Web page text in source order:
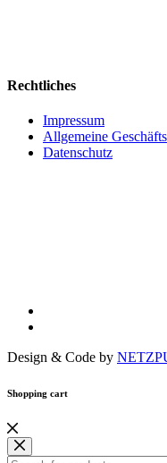
Rechtliches
Impressum
Allgemeine
Datenschutz
Design & Code by
Shopping cart